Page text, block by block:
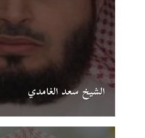
الشيخ سعد الغامدي